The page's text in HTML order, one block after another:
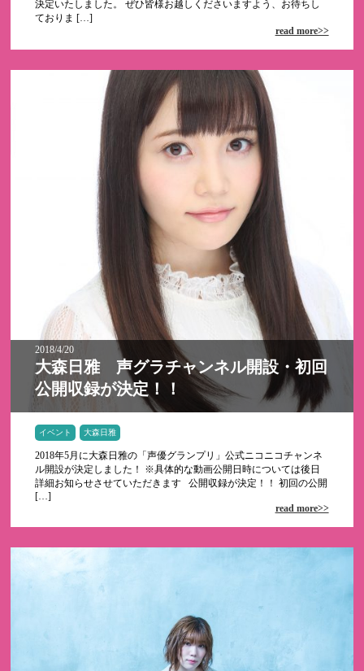
決定いたしました。 ぜひ皆様お越しくださいますよう、お待ちし
ておりま […]
read more>>
2018/4/20
大森日雅 声グラチャンネル開設・初回
公開収録が決定！！
イベント 大森日雅
2018年5月に大森日雅の「声優グランプリ」公式ニコニコチャンネ
ル開設が決定しました！ ※具体的な動画公開日時については後日
詳細お知らせさせていただきます 公開収録が決定！！ 初回の公開
[…]
read more>>